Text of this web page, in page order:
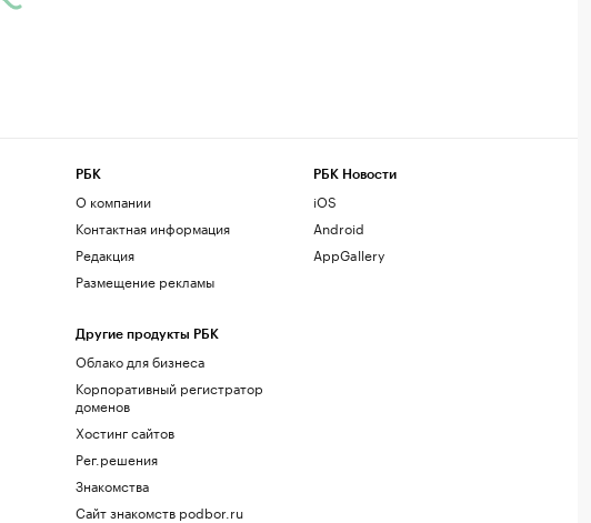
РБК
О компании
Контактная информация
Редакция
Размещение рекламы
Другие продукты РБК
Облако для бизнеса
Корпоративный регистратор
доменов
Хостинг сайтов
Рег.решения
Знакомства
Сайт знакомств podbor.ru
РБК Новости
iOS
Android
AppGallery